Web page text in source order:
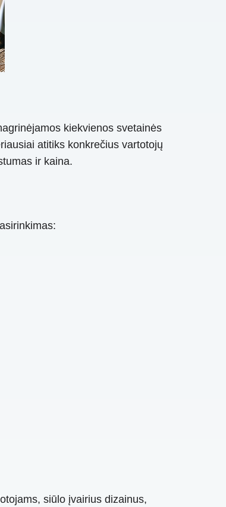
kiekvienos svetainės
atitiks konkrečius vartotojų
ir kaina.
siūlo įvairius dizainus,